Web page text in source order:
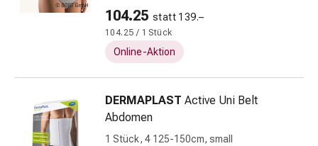
Ekzem
Juckreiz
Hühneraugen
&
Warzen
Nagel-
104.25 statt 139.–
104.25 / 1 Stück
Online-Aktion
DERMAPLAST Active Uni Belt
Abdomen
1 Stück, 4 125-150cm, small